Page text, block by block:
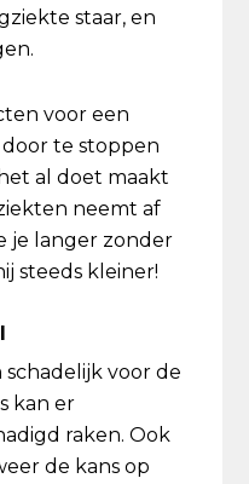
staar, en
voor een
te stoppen
al doet maakt
neemt af
je langer zonder
steeds kleiner!
schadelijk voor de
kan er
raken. Ook
de kans op